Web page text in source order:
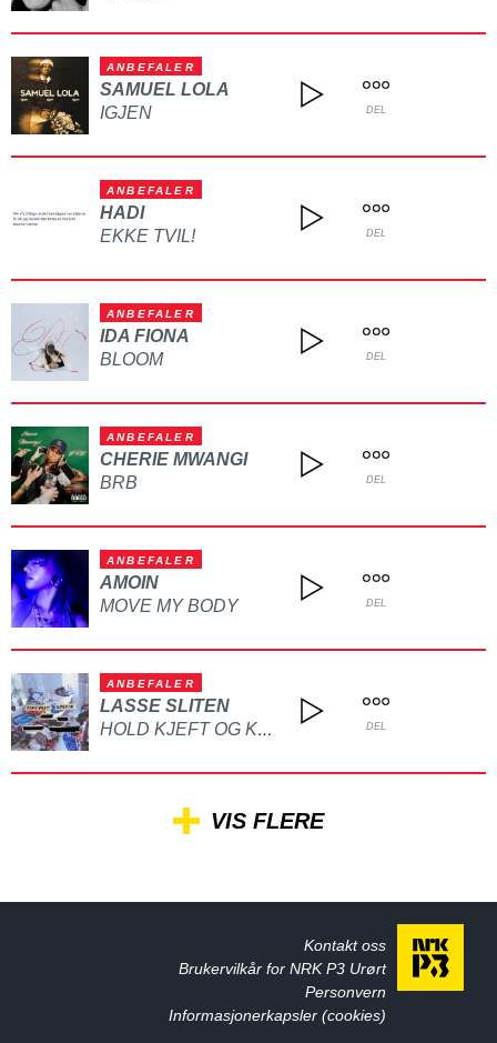
ANBEFALER
SAMUEL LOLA
IGJEN
DEL
ANBEFALER
HADI
EKKE TVIL!
DEL
ANBEFALER
IDA FIONA
BLOOM
DEL
ANBEFALER
CHERIE MWANGI
BRB
DEL
ANBEFALER
AMOIN
MOVE MY BODY
DEL
ANBEFALER
LASSE SLITEN
HOLD KJEFT OG KYSS MEG DEL
VIS FLERE
Kontakt oss
Brukervilkår for NRK P3 Urørt
Personvern
Informasjonerkapsler (cookies)